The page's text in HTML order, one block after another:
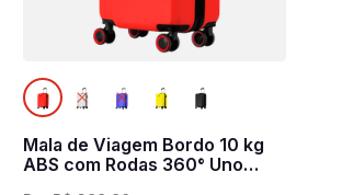
Mala de Viagem Bordo 10 kg
ABS com Rodas 360° Uno